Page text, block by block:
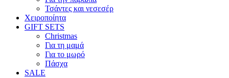
Τσάντες και νεσεσέρ
Χειροποίητα
GIFT SETS
Christmas
Για τη μαμά
Για το μωρό
Πάσχα
SALE